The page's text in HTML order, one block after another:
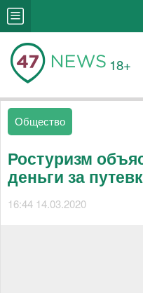
18+
Общество
Ростуризм
деньги за
16:44 14.03.2020